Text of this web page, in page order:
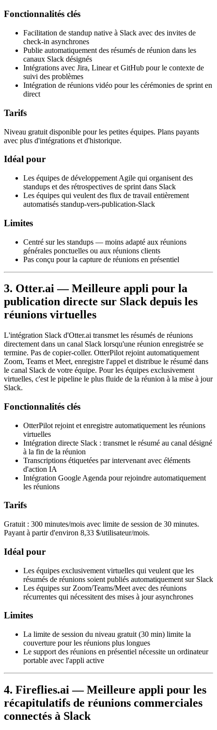
Fonctionnalités clés
Facilitation de standup native à Slack avec des invites de
check-in asynchrones
Publie automatiquement des résumés de réunion dans les
canaux Slack désignés
Intégrations avec Jira, Linear et GitHub pour le contexte de
suivi des problèmes
Intégration de réunions vidéo pour les cérémonies de sprint en
direct
Tarifs
Niveau gratuit disponible pour les petites équipes. Plans payants
avec plus d'intégrations et d'historique.
Idéal pour
Les équipes de développement Agile qui organisent des
standups et des rétrospectives de sprint dans Slack
Les équipes qui veulent des flux de travail entièrement
automatisés standup-vers-publication-Slack
Limites
Centré sur les standups — moins adapté aux réunions
générales ponctuelles ou aux réunions clients
Pas conçu pour la capture de réunions en présentiel
3. Otter.ai — Meilleure appli pour la
publication directe sur Slack depuis les
réunions virtuelles
L'intégration Slack d'Otter.ai transmet les résumés de réunions
directement dans un canal Slack lorsqu'une réunion enregistrée se
termine. Pas de copier-coller. OtterPilot rejoint automatiquement
Zoom, Teams et Meet, enregistre l'appel et distribue le résumé dans
le canal Slack de votre équipe. Pour les équipes exclusivement
virtuelles, c'est le pipeline le plus fluide de la réunion à la mise à jour
Slack.
Fonctionnalités clés
OtterPilot rejoint et enregistre automatiquement les réunions
virtuelles
Intégration directe Slack : transmet le résumé au canal désigné
à la fin de la réunion
Transcriptions étiquetées par intervenant avec éléments
d'action IA
Intégration Google Agenda pour rejoindre automatiquement
les réunions
Tarifs
Gratuit : 300 minutes/mois avec limite de session de 30 minutes.
Payant à partir d'environ 8,33 $/utilisateur/mois.
Idéal pour
Les équipes exclusivement virtuelles qui veulent que les
résumés de réunions soient publiés automatiquement sur Slack
Les équipes sur Zoom/Teams/Meet avec des réunions
récurrentes qui nécessitent des mises à jour asynchrones
Limites
La limite de session du niveau gratuit (30 min) limite la
couverture pour les réunions plus longues
Le support des réunions en présentiel nécessite un ordinateur
portable avec l'appli active
4. Fireflies.ai — Meilleure appli pour les
récapitulatifs de réunions commerciales
connectés à Slack